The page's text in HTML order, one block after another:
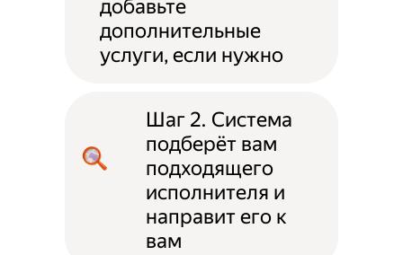
добавьте
дополнительные
услуги, если нужно
Шаг 2. Система
подберёт вам
подходящего
исполнителя и
направит его к
вам